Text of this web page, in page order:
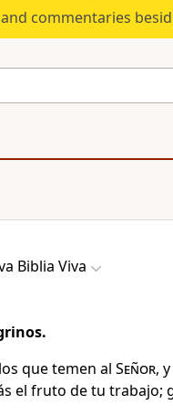
commentaries
Biblia Viva
que temen al Señor,
el fruto de tu trabajo;